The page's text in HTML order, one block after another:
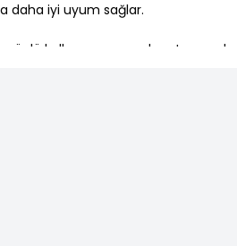
daha iyi uyum sağlar.
yönlü kullanımı ve modern